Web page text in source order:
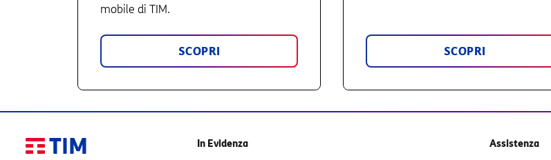
mobile di TIM.
SCOPRI SCOPRI
In Evidenza Assistenza